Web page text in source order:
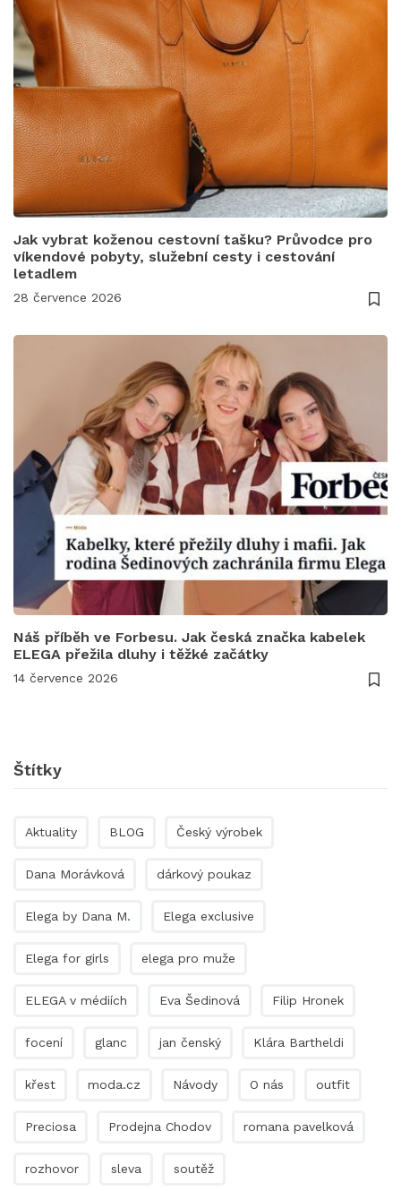
Jak vybrat koženou cestovní tašku? Průvodce pro
víkendové pobyty, služební cesty i cestování
letadlem
28 července 2026
Náš příběh ve Forbesu. Jak česká značka kabelek
ELEGA přežila dluhy i těžké začátky
14 července 2026
Štítky
Aktuality BLOG Český výrobek
Dana Morávková dárkový poukaz
Elega by Dana M. Elega exclusive
Elega for girls elega pro muže
ELEGA v médiích Eva Šedinová Filip Hronek
focení glanc jan čenský Klára Bartheldi
křest moda.cz Návody O nás outfit
Preciosa Prodejna Chodov romana pavelková
rozhovor sleva soutěž